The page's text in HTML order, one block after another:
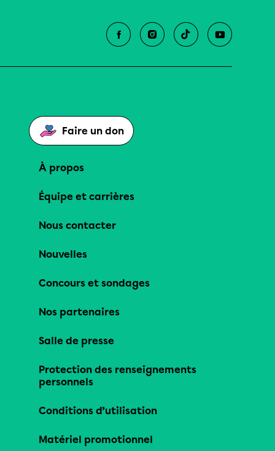
Faire un don
À propos
Équipe et carrières
Nous contacter
Nouvelles
Concours et sondages
Nos partenaires
Salle de presse
Protection des renseignements
personnels
Conditions d’utilisation
Matériel promotionnel